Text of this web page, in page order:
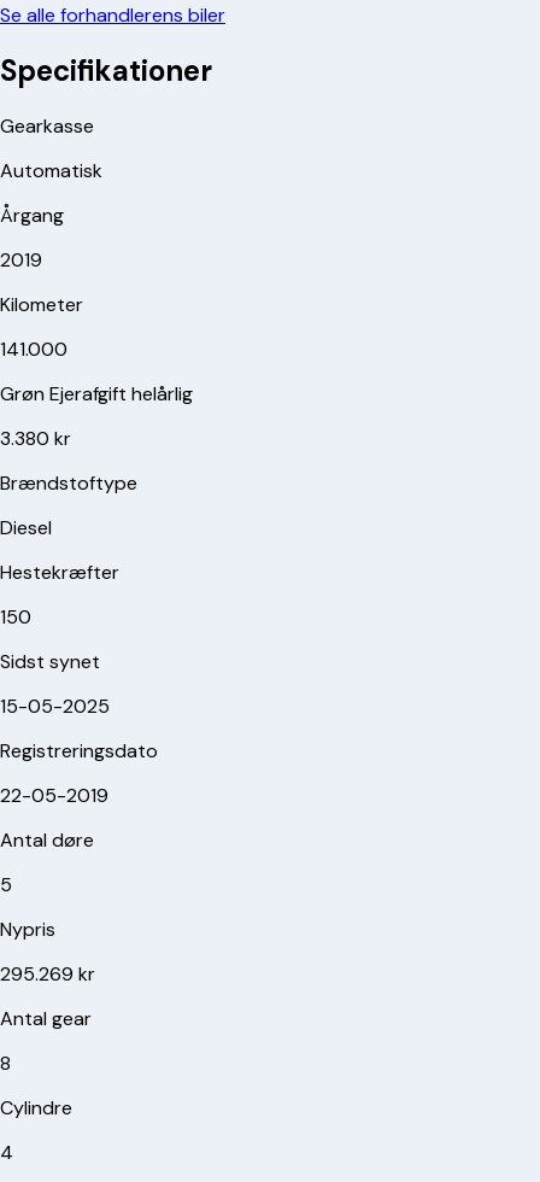
Se alle forhandlerens biler
Specifikationer
Gearkasse
Automatisk
Årgang
2019
Kilometer
141.000
Grøn Ejerafgift helårlig
3.380 kr
Brændstoftype
Diesel
Hestekræfter
150
Sidst synet
15-05-2025
Registreringsdato
22-05-2019
Antal døre
5
Nypris
295.269 kr
Antal gear
8
Cylindre
4